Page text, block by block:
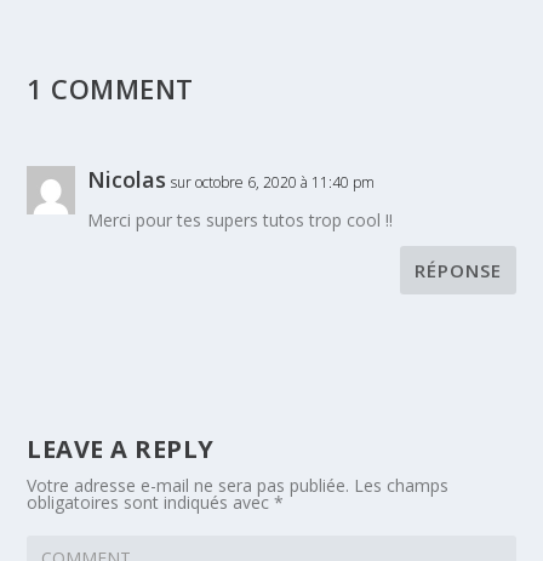
1 COMMENT
Nicolas sur octobre 6, 2020 à 11:40 pm
Merci pour tes supers tutos trop cool !!
RÉPONSE
LEAVE A REPLY
Votre adresse e-mail ne sera pas publiée. Les champs
obligatoires sont indiqués avec*